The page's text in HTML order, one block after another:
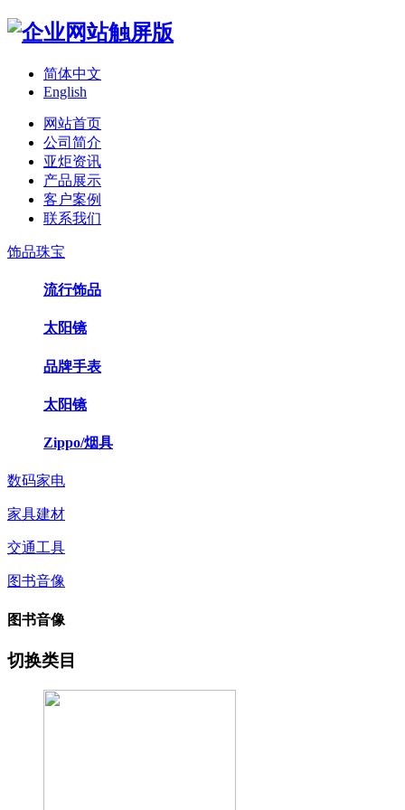
简体中文
English
网站首页
公司简介
亚炬资讯
产品展示
客户案例
联系我们
饰品珠宝
流行饰品
太阳镜
品牌手表
太阳镜
Zippo/烟具
数码家电
家具建材
交通工具
图书音像
图书音像
切换类目